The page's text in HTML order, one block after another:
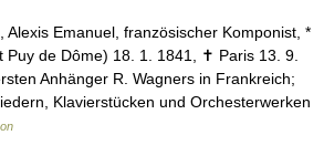
Emanuel, französischer Komponist, *
Puy de Dôme) 18. 1. 1841, ✝ Paris 13. 9.
Anhänger R. Wagners in Frankreich;
Klavierstücken und Orchesterwerken